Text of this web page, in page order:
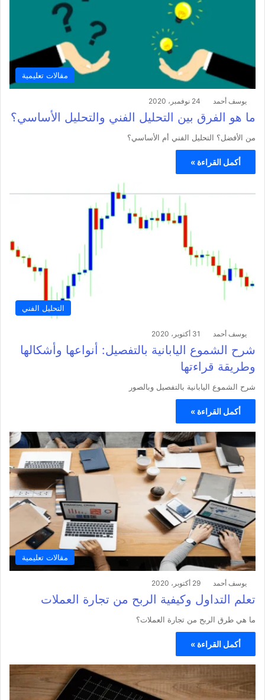
مقالات تعليمية
يوسف أحمد 24 نوفمبر، 2020
ما هو الفرق بين التحليل الفني والتحليل الأساسي؟
من الأفضل؟ التحليل الفني أم الأساسي؟
أكمل القراءة »
التحليل الفني
يوسف أحمد 31 أكتوبر، 2020
شرح الشموع اليابانية بالتفصيل: أنواعها وأشكالها
وطريقة قراءتها
شرح الشموع اليابانية بالتفصيل وبالصور
أكمل القراءة »
مقالات تعليمية
يوسف أحمد 29 أكتوبر، 2020
تعلم التداول وكيفية الربح من تجارة العملات
ما هي طرق الربح من تجارة العملات؟
أكمل القراءة »